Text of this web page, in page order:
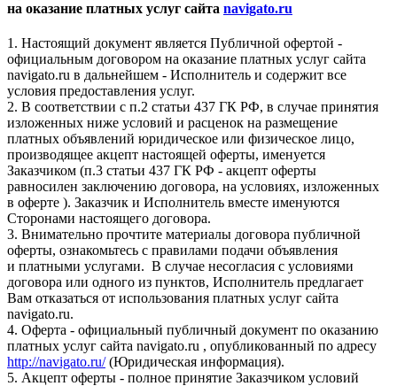
на оказание платных услуг сайта navigato.ru
1. Настоящий документ является Публичной офертой -
официальным договором на оказание платных услуг сайта
navigato.ru в дальнейшем - Исполнитель и содержит все
условия предоставления услуг.
2. В соответствии с п.2 статьи 437 ГК РФ, в случае принятия
изложенных ниже условий и расценок на размещение
платных объявлений юридическое или физическое лицо,
производящее акцепт настоящей оферты, именуется
Заказчиком (п.3 статьи 437 ГК РФ - акцепт оферты
равносилен заключению договора, на условиях, изложенных
в оферте ). Заказчик и Исполнитель вместе именуются
Сторонами настоящего договора.
3. Внимательно прочтите материалы договора публичной
оферты, ознакомьтесь с правилами подачи объявления
и платными услугами. В случае несогласия с условиями
договора или одного из пунктов, Исполнитель предлагает
Вам отказаться от использования платных услуг сайта
navigato.ru.
4. Оферта - официальный публичный документ по оказанию
платных услуг сайта navigato.ru , опубликованный по адресу
http://navigato.ru/(Юридическая информация).
5. Акцепт оферты - полное принятие Заказчиком условий